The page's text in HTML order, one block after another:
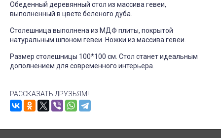
Обеденный деревянный стол из массива гевеи,
выполненный в цвете беленого дуба.
Столешница выполнена из МДФ плиты, покрытой
натуральным шпоном гевеи. Ножки из массива гевеи.
Размер столешницы 100*100 см. Стол станет идеальным
дополнением для современного интерьера.
РАССКАЗАТЬ ДРУЗЬЯМ!